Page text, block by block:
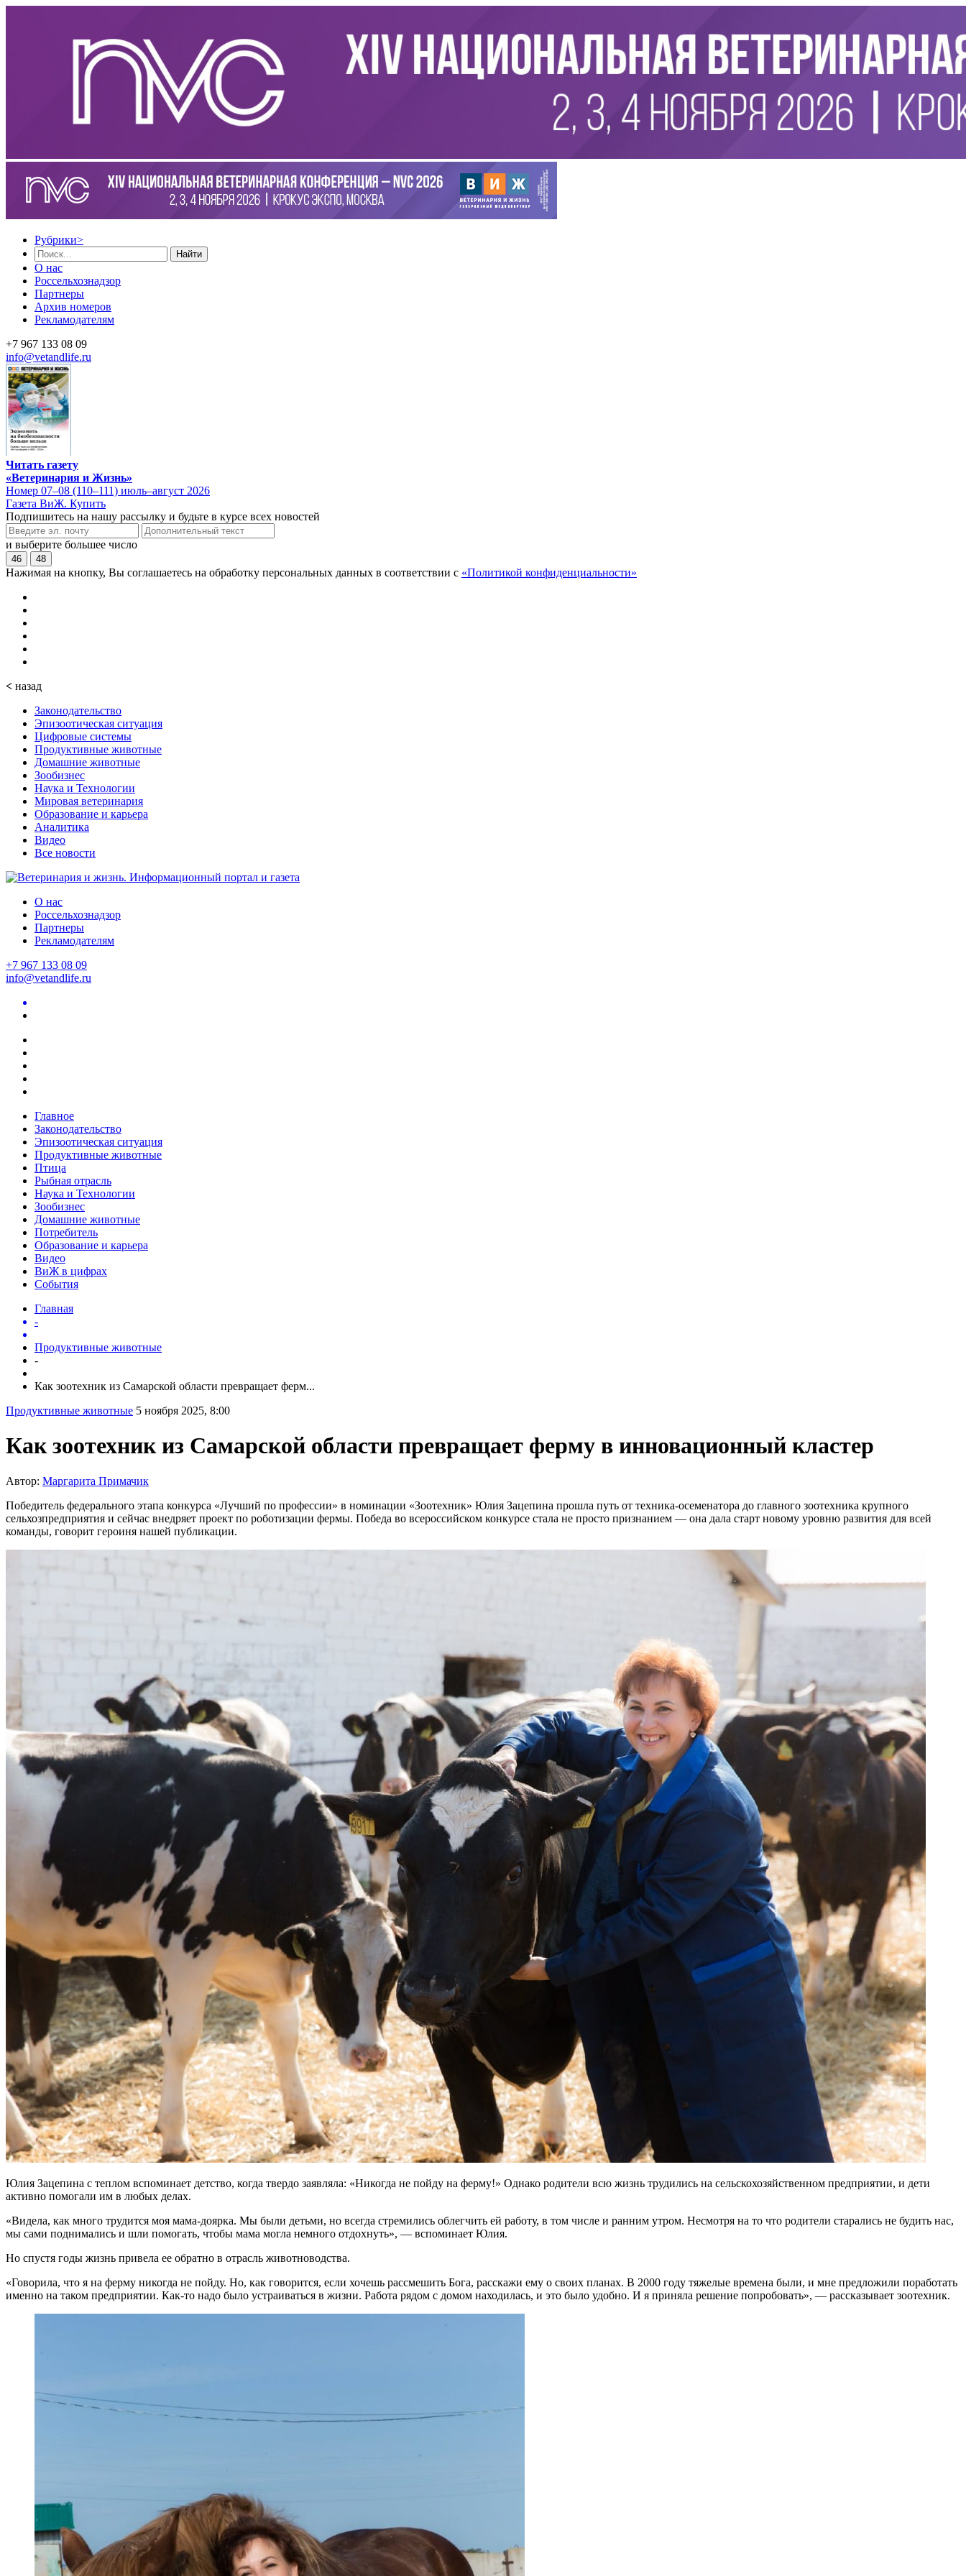
Рубрики>
Найти
О нас
Россельхознадзор
Партнеры
Архив номеров
Рекламодателям
+7 967 133 08 09
info@vetandlife.ru
Читать газету
«Ветеринария и Жизнь»
Номер 07–08 (110–111) июль–август 2026
Газета ВиЖ. Купить
Подпишитесь на нашу рассылку и будьте в курсе всех новостей
и выберите большее число
46 48
Нажимая на кнопку, Вы соглашаетесь на обработку персональных данных в соответствии с «Политикой конфиденциальности»
< назад
Законодательство
Эпизоотическая ситуация
Цифровые системы
Продуктивные животные
Домашние животные
Зообизнес
Наука и Технологии
Мировая ветеринария
Образование и карьера
Аналитика
Видео
Все новости
О нас
Россельхознадзор
Партнеры
Рекламодателям
+7 967 133 08 09
info@vetandlife.ru
Главное
Законодательство
Эпизоотическая ситуация
Продуктивные животные
Птица
Рыбная отрасль
Наука и Технологии
Зообизнес
Домашние животные
Потребитель
Образование и карьера
Видео
ВиЖ в цифрах
События
Главная
-
Продуктивные животные
-
Как зоотехник из Самарской области превращает ферм...
Продуктивные животные 5 ноября 2025, 8:00
Как зоотехник из Самарской области превращает ферму в инновационный кластер
Автор: Маргарита Примачик
Победитель федерального этапа конкурса «Лучший по профессии» в номинации «Зоотехник» Юлия Зацепина прошла путь от техника-осеменатора до главного зоотехника крупного
сельхозпредприятия и сейчас внедряет проект по роботизации фермы. Победа во всероссийском конкурсе стала не просто признанием — она дала старт новому уровню развития для всей
команды, говорит героиня нашей публикации.
Юлия Зацепина с теплом вспоминает детство, когда твердо заявляла: «Никогда не пойду на ферму!» Однако родители всю жизнь трудились на сельскохозяйственном предприятии, и дети
активно помогали им в любых делах.
«Видела, как много трудится моя мама-доярка. Мы были детьми, но всегда стремились облегчить ей работу, в том числе и ранним утром. Несмотря на то что родители старались не будить нас,
мы сами поднимались и шли помогать, чтобы мама могла немного отдохнуть», — вспоминает Юлия.
Но спустя годы жизнь привела ее обратно в отрасль животноводства.
«Говорила, что я на ферму никогда не пойду. Но, как говорится, если хочешь рассмешить Бога, расскажи ему о своих планах. В 2000 году тяжелые времена были, и мне предложили поработать
именно на таком предприятии. Как-то надо было устраиваться в жизни. Работа рядом с домом находилась, и это было удобно. И я приняла решение попробовать», — рассказывает зоотехник.